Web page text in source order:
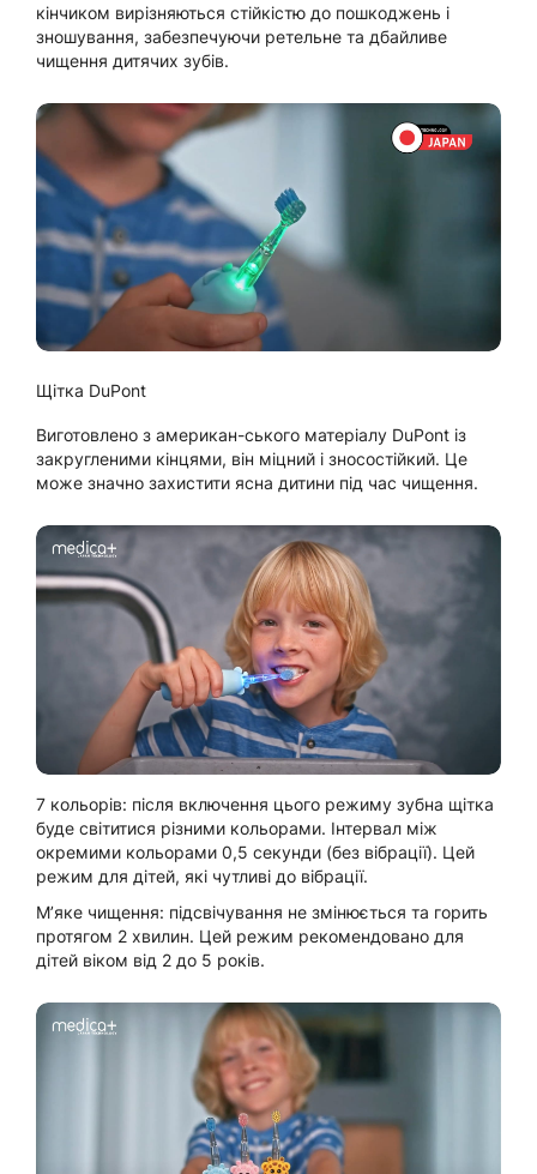
кінчиком вирізняються стійкістю до пошкоджень і
зношування, забезпечуючи ретельне та дбайливе
чищення дитячих зубів.
Щітка DuPont
Виготовлено з американ-ського матеріалу DuPont із
закругленими кінцями, він міцний і зносостійкий. Це
може значно захистити ясна дитини під час чищення.
7 кольорів: після включення цього режиму зубна щітка
буде світитися різними кольорами. Інтервал між
окремими кольорами 0,5 секунди (без вібрації). Цей
режим для дітей, які чутливі до вібрації.
М’яке чищення: підсвічування не змінюється та горить
протягом 2 хвилин. Цей режим рекомендовано для
дітей віком від 2 до 5 років.